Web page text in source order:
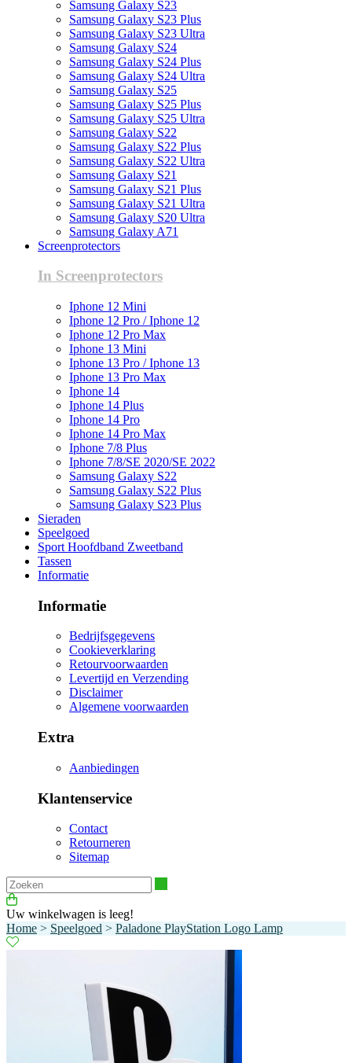
Samsung Galaxy S23
Samsung Galaxy S23 Plus
Samsung Galaxy S23 Ultra
Samsung Galaxy S24
Samsung Galaxy S24 Plus
Samsung Galaxy S24 Ultra
Samsung Galaxy S25
Samsung Galaxy S25 Plus
Samsung Galaxy S25 Ultra
Samsung Galaxy S22
Samsung Galaxy S22 Plus
Samsung Galaxy S22 Ultra
Samsung Galaxy S21
Samsung Galaxy S21 Plus
Samsung Galaxy S21 Ultra
Samsung Galaxy S20 Ultra
Samsung Galaxy A71
Screenprotectors
In Screenprotectors
Iphone 12 Mini
Iphone 12 Pro / Iphone 12
Iphone 12 Pro Max
Iphone 13 Mini
Iphone 13 Pro / Iphone 13
Iphone 13 Pro Max
Iphone 14
Iphone 14 Plus
Iphone 14 Pro
Iphone 14 Pro Max
Iphone 7/8 Plus
Iphone 7/8/SE 2020/SE 2022
Samsung Galaxy S22
Samsung Galaxy S22 Plus
Samsung Galaxy S23 Plus
Sieraden
Speelgoed
Sport Hoofdband Zweetband
Tassen
Informatie
Informatie
Bedrijfsgegevens
Cookieverklaring
Retourvoorwaarden
Levertijd en Verzending
Disclaimer
Algemene voorwaarden
Extra
Aanbiedingen
Klantenservice
Contact
Retourneren
Sitemap
Uw winkelwagen is leeg!
Home > Speelgoed > Paladone PlayStation Logo Lamp